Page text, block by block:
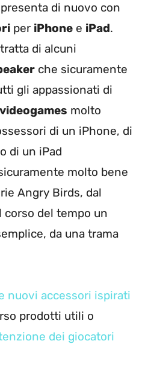
di nuovo con
per iPhonee iPad.
di alcuni
che sicuramente
gli appassionati di
videogames molto
di un iPhone, di
di un iPad
molto bene
Angry Birds, dal
del tempo un
da una trama
nuovi accessori ispirati
prodotti utili o
dei giocatori